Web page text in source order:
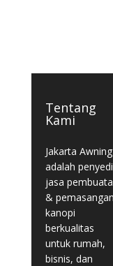
Tentang
Kami
Jakarta Awning
adalah
jasa
& pemasangan
kanopi
berkualitas
untuk rumah,
bisnis, dan